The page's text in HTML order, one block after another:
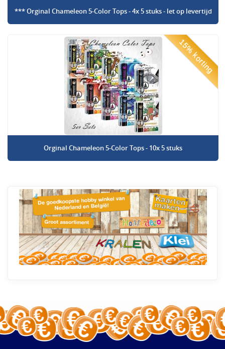
*** Orginal Chameleon 5-Color Tops - 4x 5 stuks - let op levertijd
15% korting
Orginal Chameleon 5-Color Tops - 10x 5 stuks